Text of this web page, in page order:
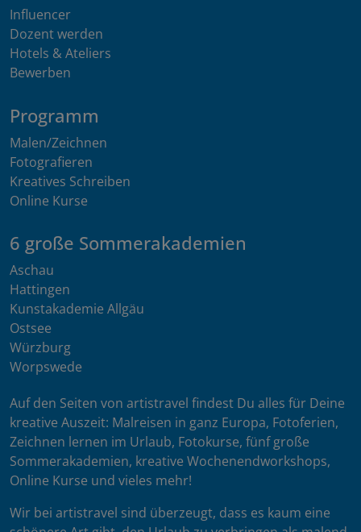
Influencer
Dozent werden
Hotels & Ateliers
Bewerben
Programm
Malen/Zeichnen
Fotografieren
Kreatives Schreiben
Online Kurse
6 große Sommerakademien
Aschau
Hattingen
Kunstakademie Allgäu
Ostsee
Würzburg
Worpswede
Auf den Seiten von artistravel findest Du alles für Deine
kreative Auszeit: Malreisen in ganz Europa, Fotoferien,
Zeichnen lernen im Urlaub, Fotokurse, fünf große
Sommerakademien, kreative Wochenendworkshops,
Online Kurse und vieles mehr!
Wir bei artistravel sind überzeugt, dass es kaum eine